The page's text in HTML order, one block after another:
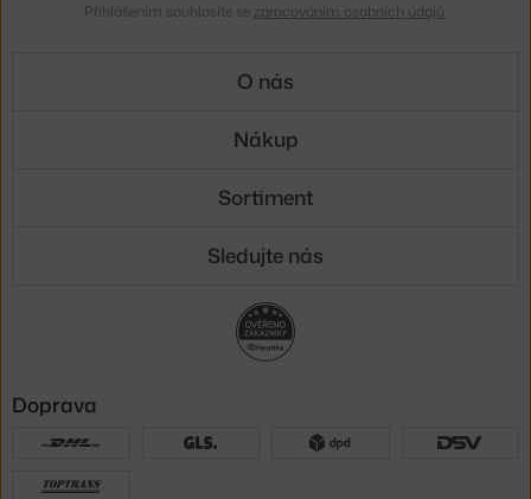
Přihlášením souhlasíte se zpracováním osobních údajů
O nás
Nákup
Sortiment
Sledujte nás
Doprava